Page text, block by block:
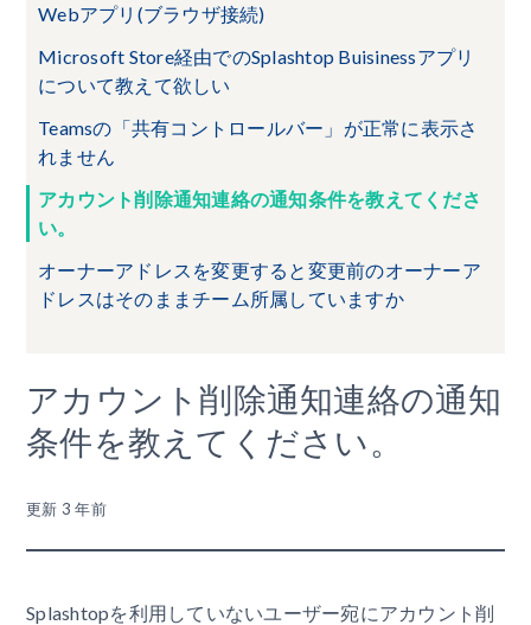
Webアプリ(ブラウザ接続)
Microsoft Store経由でのSplashtop Buisinessアプリ
について教えて欲しい
Teamsの「共有コントロールバー」が正常に表示さ
れません
アカウント削除通知連絡の通知条件を教えてくださ
い。
オーナーアドレスを変更すると変更前のオーナーア
ドレスはそのままチーム所属していますか
アカウント削除通知連絡の通知
条件を教えてください。
更新 3 年前
Splashtopを利用していないユーザー宛にアカウント削